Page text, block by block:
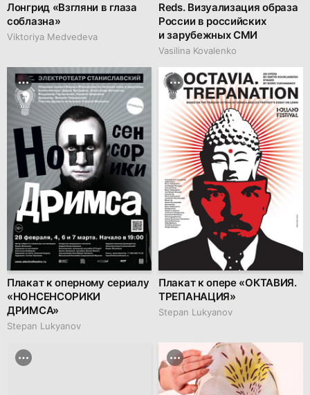
Лонгрид «Взгляни в глаза
соблазна»
Viktoriya Medvedeva
Reds. Визуализация образа
России в российских
и зарубежных СМИ
Vasilina Kovalenko
Плакат к оперному сериалу
«НОНСЕНСОРИКИ
ДРИМСА»
Stepan Lukyanov
Плакат к опере «ОКТАВИЯ.
ТРЕПАНАЦИЯ»
Stepan Lukyanov